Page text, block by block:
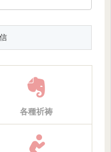
各種祈祷